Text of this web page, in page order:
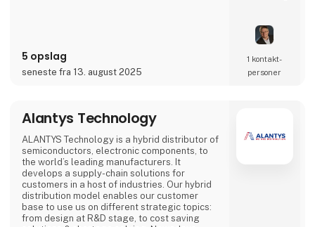
indlejrede standardprodukter på verdensplan
5 opslag
seneste fra 13. august 2025
1 kontakt­
personer
Alantys Technology
ALANTYS Technology is a hybrid distributor of
semiconductors, electronic components, to
the world’s leading manufacturers. It
develops a supply-chain solutions for
customers in a host of industries. Our hybrid
distribution model enables our customer
base to use us on different strategic topics:
from design at R&D stage, to cost saving